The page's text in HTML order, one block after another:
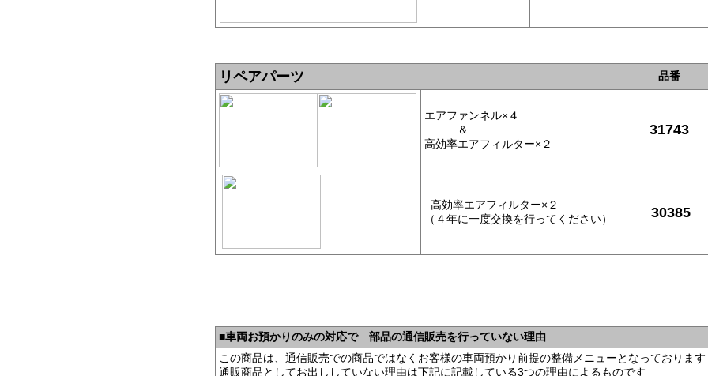
リペアパーツ 品番
エアファンネル×４
＆
高効率エアフィルター×２
31743
高効率エアフィルター×２
（４年に一度交換を行ってください）
30385
■車両お預かりのみの対応で 部品の通信販売を行っていない理由
この商品は、通信販売での商品ではなく お客様の車両預かり前提の整備メニューとなっております
通販商品としてお出ししていない理由は下記に記載している3つの理由によるものです